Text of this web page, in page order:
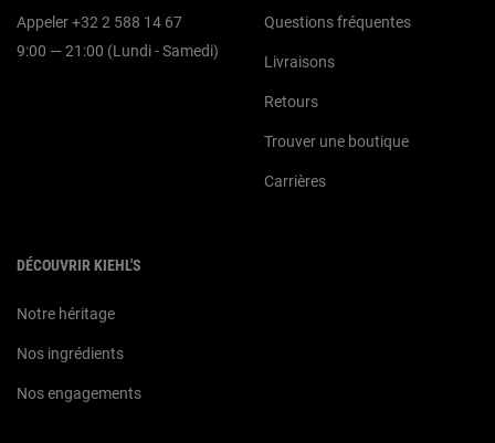
Appeler +32 2 588 14 67
9:00 — 21:00 (Lundi - Samedi)
Questions fréquentes
Livraisons
Retours
Trouver une boutique
Carrières
DÉCOUVRIR KIEHL'S
Notre héritage
Nos ingrédients
Nos engagements